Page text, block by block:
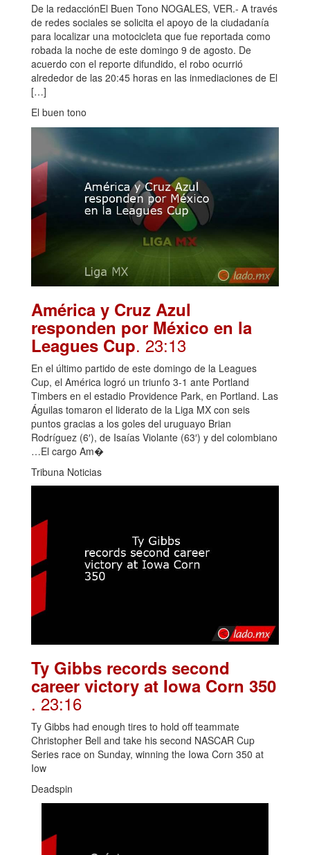
De la redacciónEl Buen Tono NOGALES, VER.- A través
de redes sociales se solicita el apoyo de la ciudadanía
para localizar una motocicleta que fue reportada como
robada la noche de este domingo 9 de agosto. De
acuerdo con el reporte difundido, el robo ocurrió
alrededor de las 20:45 horas en las inmediaciones de El
[…]
El buen tono
América y Cruz Azul
responden por México en la
Leagues Cup. 23:13
En el último partido de este domingo de la Leagues
Cup, el América logró un triunfo 3-1 ante Portland
Timbers en el estadio Providence Park, en Portland. Las
Águilas tomaron el liderato de la Liga MX con seis
puntos gracias a los goles del uruguayo Brian
Rodríguez (6′), de Isaías Violante (63′) y del colombiano
…El cargo Am�
Tribuna Noticias
Ty Gibbs records second
career victory at Iowa Corn 350
. 23:16
Ty Gibbs had enough tires to hold off teammate
Christopher Bell and take his second NASCAR Cup
Series race on Sunday, winning the Iowa Corn 350 at
Iow
Deadspin